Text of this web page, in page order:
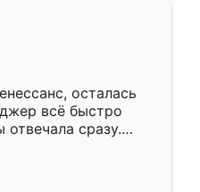
разнообразный.
то потребуется из
только здесь.
осталась
всё быстро
отвечала сразу.
подошёл к
Собрали
аккуратно, даже